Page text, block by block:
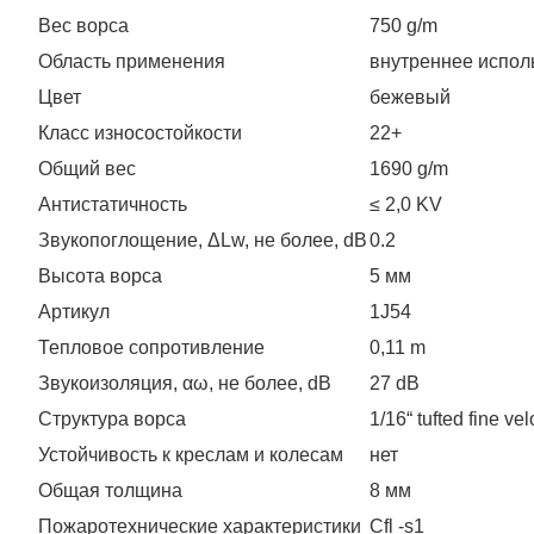
Вес ворса
750 g/m
Область применения
внутреннее
Цвет
бежевый
Класс износостойкости
22+
Общий вес
1690 g/m
Антистатичность
≤ 2,0 KV
Звукопоглощение, ΔLw, не более, dB0.2
Высота ворса
5 мм
Артикул
1J54
Тепловое сопротивление
0,11 m
Звукоизоляция, αω, не более, dB
27 dB
Структура ворса
1/16“ tufted fine
Устойчивость к креслам и колесам
нет
Общая толщина
8 мм
Пожаротехнические характеристики Cfl -s1